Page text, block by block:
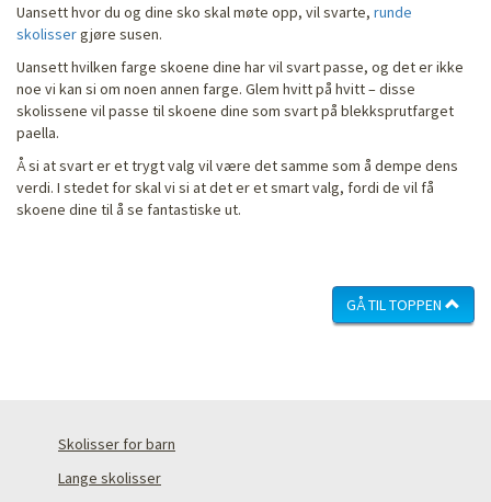
Uansett hvor du og dine sko skal møte opp, vil svarte, runde
skolissergjøre susen.
Uansett hvilken farge skoene dine har vil svart passe, og det er ikke
noe vi kan si om noen annen farge. Glem hvitt på hvitt – disse
skolissene vil passe til skoene dine som svart på blekksprutfarget
paella.
Å si at svart er et trygt valg vil være det samme som å dempe dens
verdi. I stedet for skal vi si at det er et smart valg, fordi de vil få
skoene dine til å se fantastiske ut.
GÅ TIL TOPPEN
Skolisser for barn
Lange skolisser